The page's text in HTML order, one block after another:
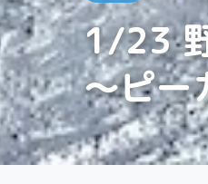
1/23
〜ピー